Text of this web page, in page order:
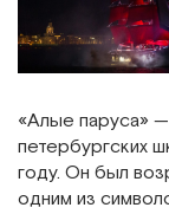
«Алые паруса» —
петербургских
году. Он был
одним из